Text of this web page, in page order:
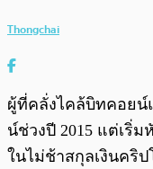
Thongchai
ผู้ที่คลั่งไคล้บิทคอยน์
น์ช่วงปี 2015 แต่เริ่ม
ในไม่ช้าสกุลเงินคริ